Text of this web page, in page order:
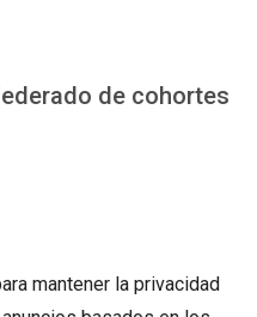
de cohortes
mantener la privacidad